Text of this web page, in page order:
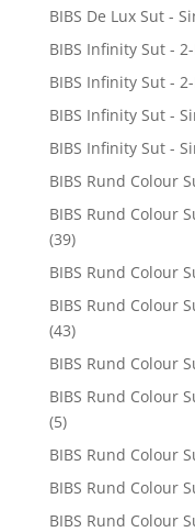
BIBS De Lux Sut -
BIBS Infinity Sut -
BIBS Infinity Sut -
BIBS Infinity Sut -
BIBS Infinity Sut -
BIBS Rund Colour
BIBS Rund Colour
(39)
BIBS Rund Colour
BIBS Rund Colour
(43)
BIBS Rund Colour
BIBS Rund Colour
(5)
BIBS Rund Colour
BIBS Rund Colour
BIBS Rund Colour